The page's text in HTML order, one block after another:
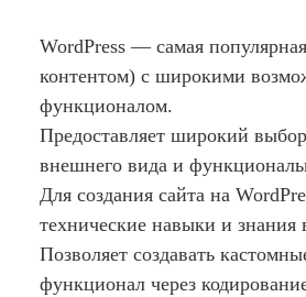
WordPress — самая
контентом) с широкими
функционалом.
Предоставляет широкий
внешнего вида и
Для создания сайта на
технические навыки и знания
Позволяет создавать
функционал через